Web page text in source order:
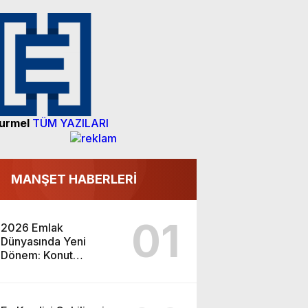
TÜM YAZILARI
MANŞET HABERLERİ
2026 Emlak
Dünyasında Yeni
Dönem: Konut
01